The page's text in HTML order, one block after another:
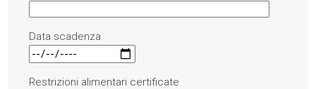
Data scadenza
Restrizioni alimentari certificate